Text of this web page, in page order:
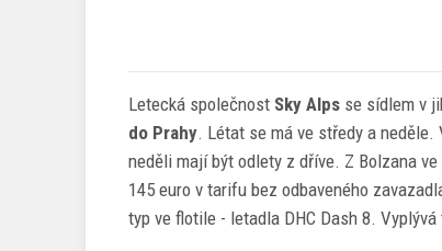
Letecká společnost Sky Alps se sídlem v
do Prahy. Létat se má ve středy a neděle.
neděli mají být odlety z dříve. Z Bolzana
145 euro v tarifu bez odbaveného
typ ve flotile - letadla DHC Dash 8.